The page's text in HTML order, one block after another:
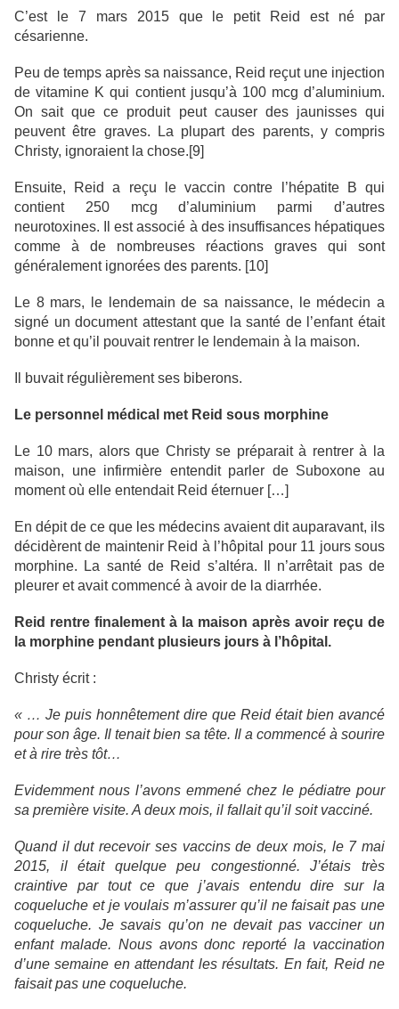
C’est le 7 mars 2015 que le petit Reid est né par
césarienne.
Peu de temps après sa naissance, Reid reçut une injection
de vitamine K qui contient jusqu’à 100 mcg d’aluminium.
On sait que ce produit peut causer des jaunisses qui
peuvent être graves. La plupart des parents, y compris
Christy, ignoraient la chose.[9]
Ensuite, Reid a reçu le vaccin contre l’hépatite B qui
contient 250 mcg d’aluminium parmi d’autres
neurotoxines. Il est associé à des insuffisances hépatiques
comme à de nombreuses réactions graves qui sont
généralement ignorées des parents. [10]
Le 8 mars, le lendemain de sa naissance, le médecin a
signé un document attestant que la santé de l’enfant était
bonne et qu’il pouvait rentrer le lendemain à la maison.
Il buvait régulièrement ses biberons.
Le personnel médical met Reid sous morphine
Le 10 mars, alors que Christy se préparait à rentrer à la
maison, une infirmière entendit parler de Suboxone au
moment où elle entendait Reid éternuer […]
En dépit de ce que les médecins avaient dit auparavant, ils
décidèrent de maintenir Reid à l’hôpital pour 11 jours sous
morphine. La santé de Reid s’altéra. Il n’arrêtait pas de
pleurer et avait commencé à avoir de la diarrhée.
Reid rentre finalement à la maison après avoir reçu de
la morphine pendant plusieurs jours à l’hôpital.
Christy écrit :
« … Je puis honnêtement dire que Reid était bien avancé
pour son âge. Il tenait bien sa tête. Il a commencé à sourire
et à rire très tôt…
Evidemment nous l’avons emmené chez le pédiatre pour
sa première visite. A deux mois, il fallait qu’il soit vacciné.
Quand il dut recevoir ses vaccins de deux mois, le 7 mai
2015, il était quelque peu congestionné. J’étais très
craintive par tout ce que j’avais entendu dire sur la
coqueluche et je voulais m’assurer qu’il ne faisait pas une
coqueluche. Je savais qu’on ne devait pas vacciner un
enfant malade. Nous avons donc reporté la vaccination
d’une semaine en attendant les résultats. En fait, Reid ne
faisait pas une coqueluche.